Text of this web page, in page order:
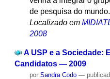
de pesquisa do mundo.
Localizado em
2008
A USP e a Sociedade:
Candidatos — 2009
por Sandra Codo —